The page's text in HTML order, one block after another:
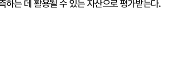
하는 데 활용될 수 있는 자산으로 평가받는다.